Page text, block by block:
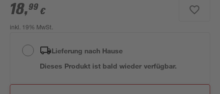
18,99 €
inkl. 19% MwSt.
Lieferung nach Hause
Dieses Produkt ist bald wieder verfügbar.